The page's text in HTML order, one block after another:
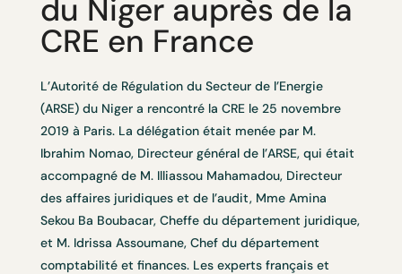
du Niger auprès de la
CRE en France
L’Autorité de Régulation du Secteur de l’Energie
(ARSE) du Niger a rencontré la CRE le 25 novembre
2019 à Paris. La délégation était menée par M.
Ibrahim Nomao, Directeur général de l’ARSE, qui était
accompagné de M. Illiassou Mahamadou, Directeur
des affaires juridiques et de l’audit, Mme Amina
Sekou Ba Boubacar, Cheffe du département juridique,
et M. Idrissa Assoumane, Chef du département
comptabilité et finances. Les experts français et